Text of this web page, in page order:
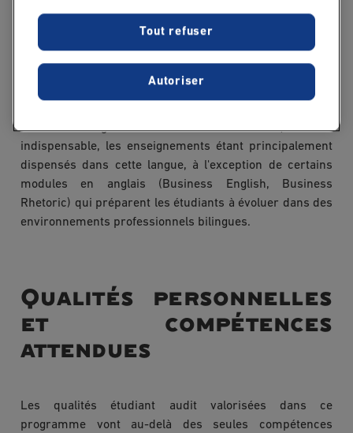
à condition de disposer d'une appétence pour les enjeux
financiers et organisationnels.
Pour les étudiants internationaux, l'admission MSc audit
test de langue. La maîtrise du français est
indispensable, les enseignements étant principalement
dispensés dans cette langue, à l'exception de certains
modules en anglais (Business English, Business
Rhetoric) qui préparent les étudiants à évoluer dans des
environnements professionnels bilingues.
Qualités personnelles
et compétences
attendues
Les qualités étudiant audit valorisées dans ce
programme vont au-delà des seules compétences
Tout refuser
Autoriser